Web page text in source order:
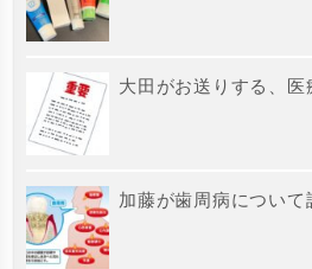
大田がお送りする、医
加藤が歯周病について